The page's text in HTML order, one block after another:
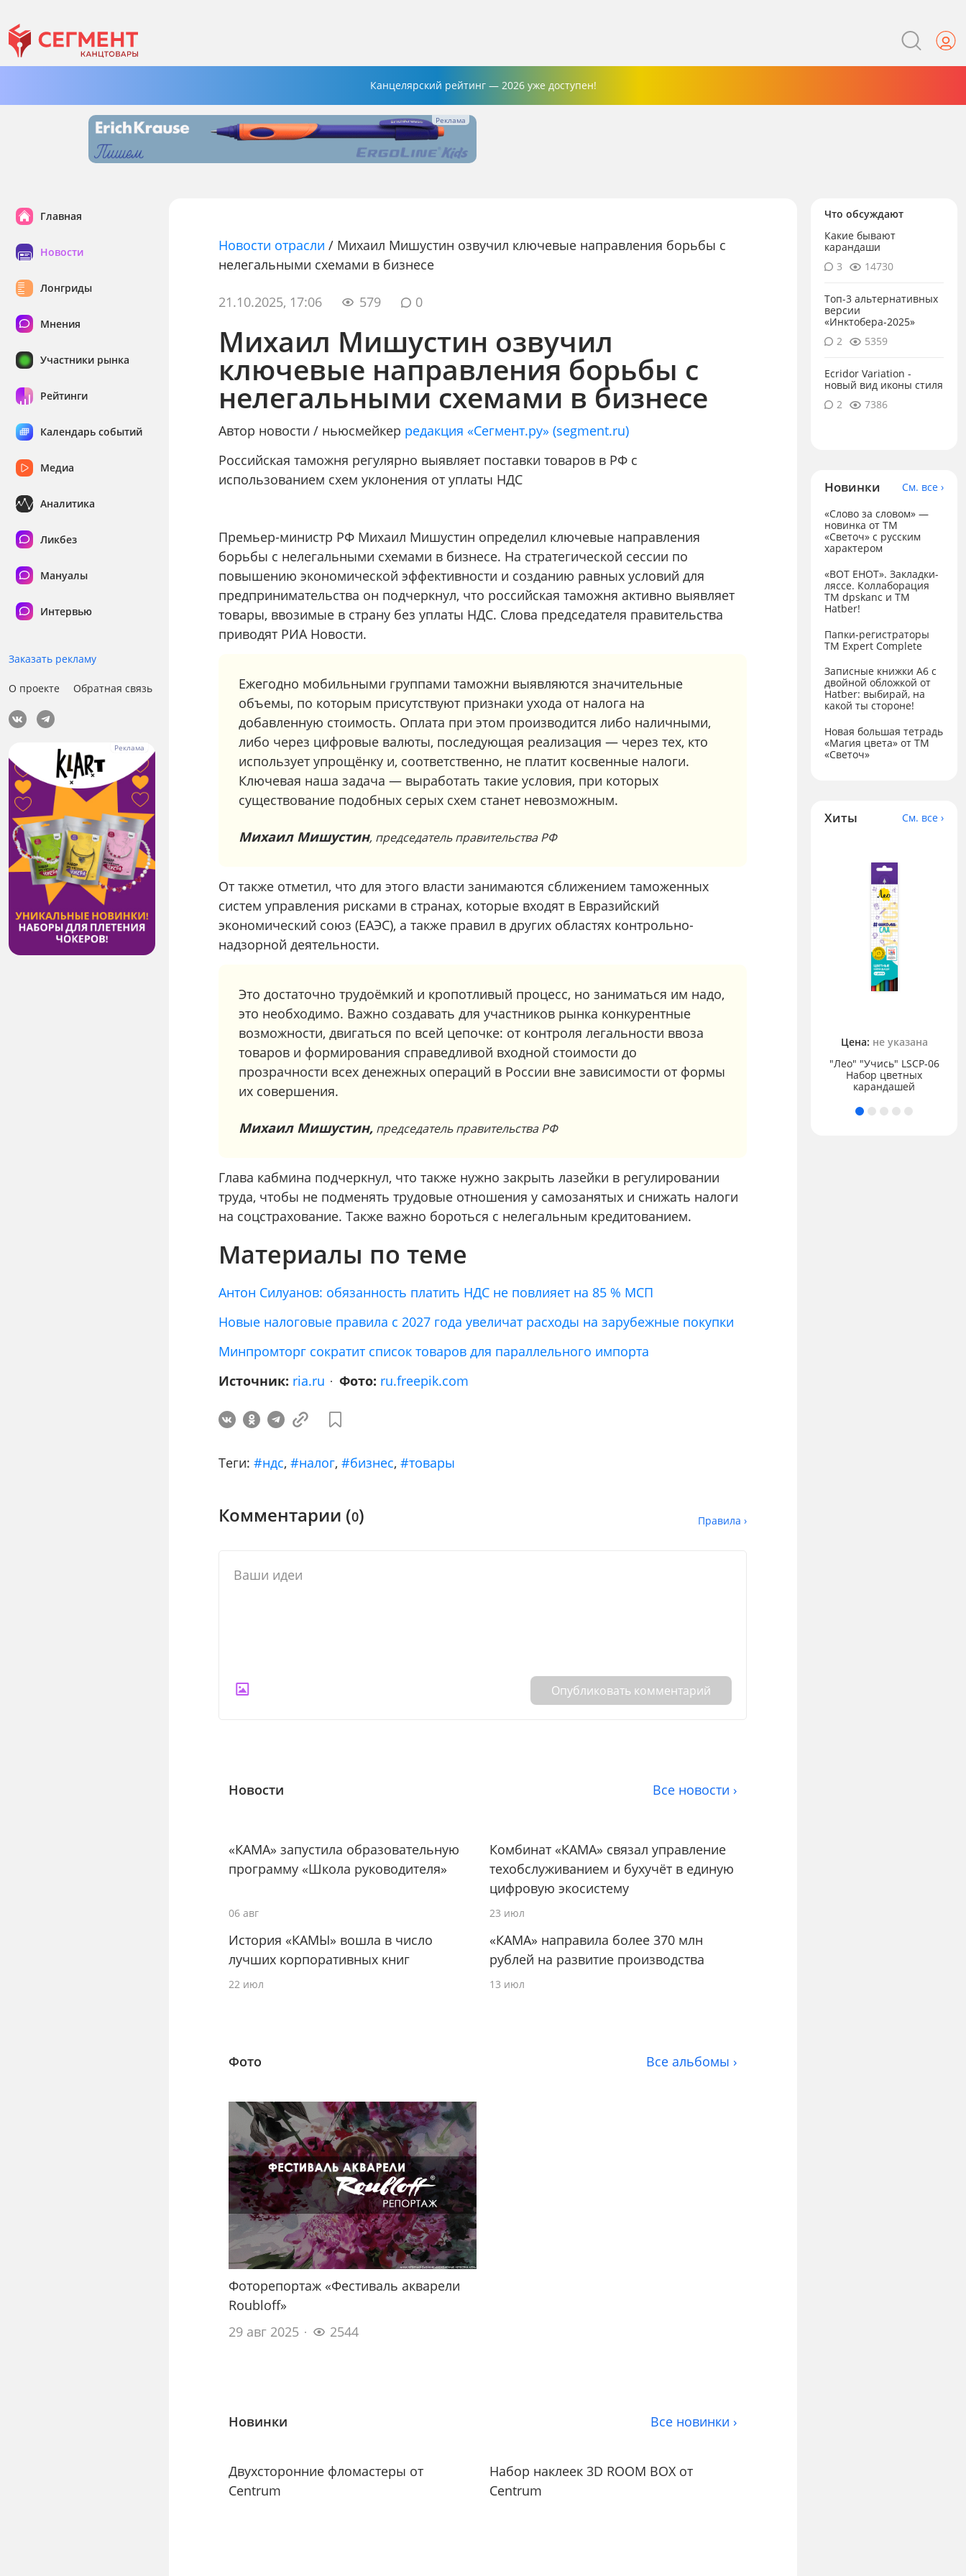
Канцелярский рейтинг — 2026 уже доступен!
Главная
Новости
Лонгриды
Мнения
Участники рынка
Рейтинги
Календарь событий
Медиа
Аналитика
Ликбез
Мануалы
Интервью
Заказать рекламу
О проекте Обратная связь
Новости отрасли / Михаил Мишустин озвучил ключевые направления борьбы с
нелегальными схемами в бизнесе
21.10.2025, 17:06 579 0
Михаил Мишустин озвучил
ключевые направления борьбы с
нелегальными схемами в бизнесе
Автор новости / ньюсмейкер редакция «Сегмент.ру» (segment.ru)
Российская таможня регулярно выявляет поставки товаров в РФ с
использованием схем уклонения от уплаты НДС
Премьер-министр РФ Михаил Мишустин определил ключевые направления
борьбы с нелегальными схемами в бизнесе. На стратегической сессии по
повышению экономической эффективности и созданию равных условий для
предпринимательства он подчеркнул, что российская таможня активно выявляет
товары, ввозимые в страну без уплаты НДС. Слова председателя правительства
приводят РИА Новости.
Ежегодно мобильными группами таможни выявляются значительные
объемы, по которым присутствуют признаки ухода от налога на
добавленную стоимость. Оплата при этом производится либо наличными,
либо через цифровые валюты, последующая реализация — через тех, кто
использует упрощёнку и, соответственно, не платит косвенные налоги.
Ключевая наша задача — выработать такие условия, при которых
существование подобных серых схем станет невозможным.
Михаил Мишустин, председатель правительства РФ
От также отметил, что для этого власти занимаются сближением таможенных
систем управления рисками в странах, которые входят в Евразийский
экономический союз (ЕАЭС), а также правил в других областях контрольно-
надзорной деятельности.
Это достаточно трудоёмкий и кропотливый процесс, но заниматься им надо,
это необходимо. Важно создавать для участников рынка конкурентные
возможности, двигаться по всей цепочке: от контроля легальности ввоза
товаров и формирования справедливой входной стоимости до
прозрачности всех денежных операций в России вне зависимости от формы
их совершения.
Михаил Мишустин, председатель правительства РФ
Глава кабмина подчеркнул, что также нужно закрыть лазейки в регулировании
труда, чтобы не подменять трудовые отношения у самозанятых и снижать налоги
на соцстрахование. Также важно бороться с нелегальным кредитованием.
Материалы по теме
Антон Силуанов: обязанность платить НДС не повлияет на 85 % МСП
Новые налоговые правила с 2027 года увеличат расходы на зарубежные покупки
Минпромторг сократит список товаров для параллельного импорта
Источник: ria.ru Фото: ru.freepik.com
Теги: #ндс,#налог,#бизнес,#товары
Комментарии (0) Правила ›
Опубликовать комментарий
Новости Все новости ›
«КАМА» запустила образовательную
программу «Школа руководителя»
06 авг
Комбинат «КАМА» связал управление
техобслуживанием и бухучёт в единую
цифровую экосистему
23 июл
История «КАМЫ» вошла в число
лучших корпоративных книг
22 июл
«КАМА» направила более 370 млн
рублей на развитие производства
13 июл
Фото Все альбомы ›
Фоторепортаж «Фестиваль акварели
Roubloff»
29 авг 2025
2544
Новинки Все новинки ›
Двухсторонние фломастеры от
Centrum
Набор наклеек 3D ROOM BOX от
Centrum
Что обсуждают
Какие бывают
карандаши
3
14730
Топ-3 альтернативных
версии
«Инктобера-2025»
2
5359
Ecridor Variation -
новый вид иконы стиля
2
7386
Новинки
См. все ›
«Слово за словом» —
новинка от ТМ
«Светоч» с русским
характером
«ВОТ ЕНОТ». Закладки-
ляссе. Коллаборация
TM dpskanc и ТМ
Hatber!
Папки-регистраторы
ТМ Expert Complete
Записные книжки А6 с
двойной обложкой от
Hatber: выбирай, на
какой ты стороне!
Новая большая тетрадь
«Магия цвета» от ТМ
«Светоч»
Хиты См. все ›
196.15 ₽
Пластилин
Цена: не указана
"Лео" "Учись" LSCP-06
Набор цветных
карандашей